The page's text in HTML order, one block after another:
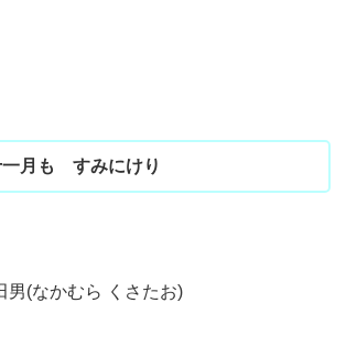
月も すみにけり
男(なかむら くさたお)